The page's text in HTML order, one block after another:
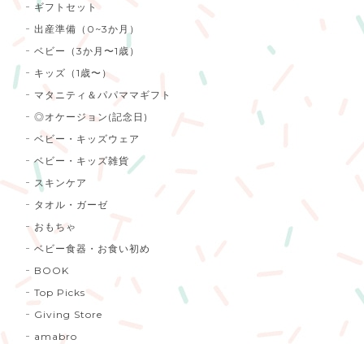
ギフトセット
出産準備（0~3か月）
ベビー（3か月〜1歳）
キッズ（1歳〜）
マタニティ＆パパママギフト
◎オケージョン(記念日)
ベビー・キッズウェア
ベビー・キッズ雑貨
スキンケア
タオル・ガーゼ
おもちゃ
ベビー食器・お食い初め
BOOK
Top Picks
Giving Store
amabro